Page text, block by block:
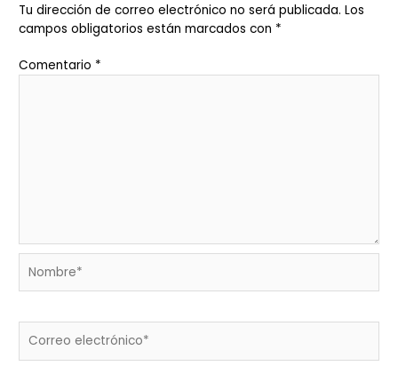
Tu dirección de correo electrónico no será publicada. Los
campos obligatorios están marcados con *
Comentario *
electrónico*